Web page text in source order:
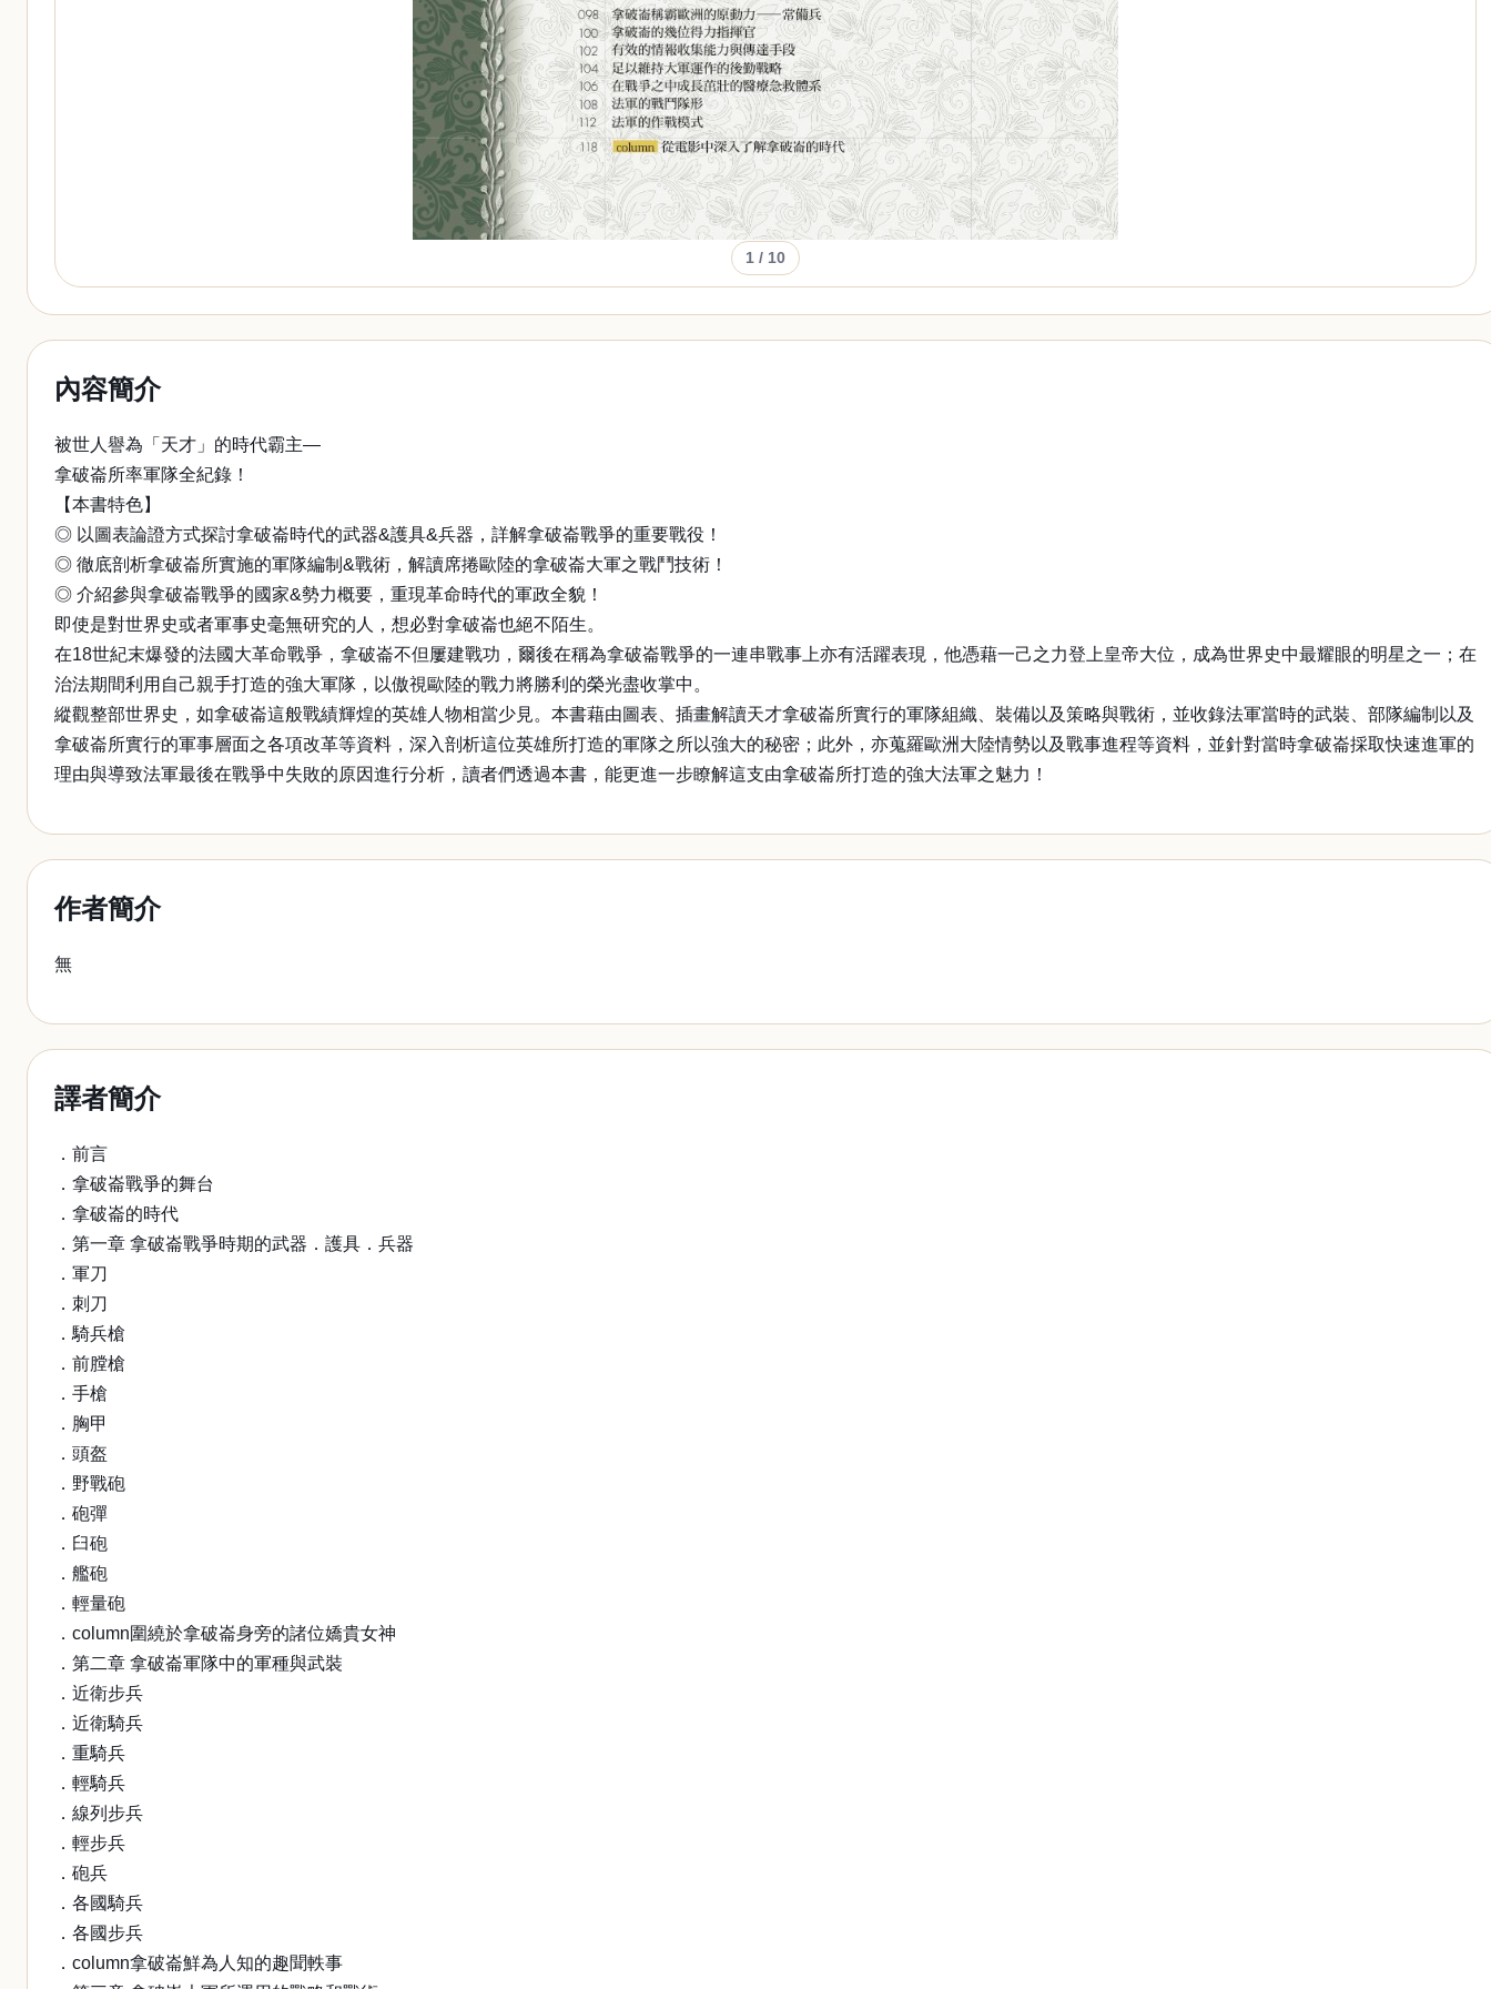
1 / 10
內容簡介
被世人譽為「天才」的時代霸主—
拿破崙所率軍隊全紀錄！
【本書特色】
◎ 以圖表論證方式探討拿破崙時代的武器&護具&兵器，詳解拿破崙戰爭的重要戰役！
◎ 徹底剖析拿破崙所實施的軍隊編制&戰術，解讀席捲歐陸的拿破崙大軍之戰鬥技術！
◎ 介紹參與拿破崙戰爭的國家&勢力概要，重現革命時代的軍政全貌！
即使是對世界史或者軍事史毫無研究的人，想必對拿破崙也絕不陌生。
在18世紀末爆發的法國大革命戰爭，拿破崙不但屢建戰功，爾後在稱為拿破崙戰爭的一連串戰事上亦有活躍表現，他憑藉一己之力登上皇帝大位，成為世界史中最耀眼的明星之一；在
治法期間利用自己親手打造的強大軍隊，以傲視歐陸的戰力將勝利的榮光盡收掌中。
縱觀整部世界史，如拿破崙這般戰績輝煌的英雄人物相當少見。本書藉由圖表、插畫解讀天才拿破崙所實行的軍隊組織、裝備以及策略與戰術，並收錄法軍當時的武裝、部隊編制以及
拿破崙所實行的軍事層面之各項改革等資料，深入剖析這位英雄所打造的軍隊之所以強大的秘密；此外，亦蒐羅歐洲大陸情勢以及戰事進程等資料，並針對當時拿破崙採取快速進軍的
理由與導致法軍最後在戰爭中失敗的原因進行分析，讀者們透過本書，能更進一步瞭解這支由拿破崙所打造的強大法軍之魅力！
作者簡介
無
譯者簡介
．前言
．拿破崙戰爭的舞台
．拿破崙的時代
．第一章 拿破崙戰爭時期的武器．護具．兵器
．軍刀
．刺刀
．騎兵槍
．前膛槍
．手槍
．胸甲
．頭盔
．野戰砲
．砲彈
．臼砲
．艦砲
．輕量砲
．column圍繞於拿破崙身旁的諸位嬌貴女神
．第二章 拿破崙軍隊中的軍種與武裝
．近衛步兵
．近衛騎兵
．重騎兵
．輕騎兵
．線列步兵
．輕步兵
．砲兵
．各國騎兵
．各國步兵
．column拿破崙鮮為人知的趣聞軼事